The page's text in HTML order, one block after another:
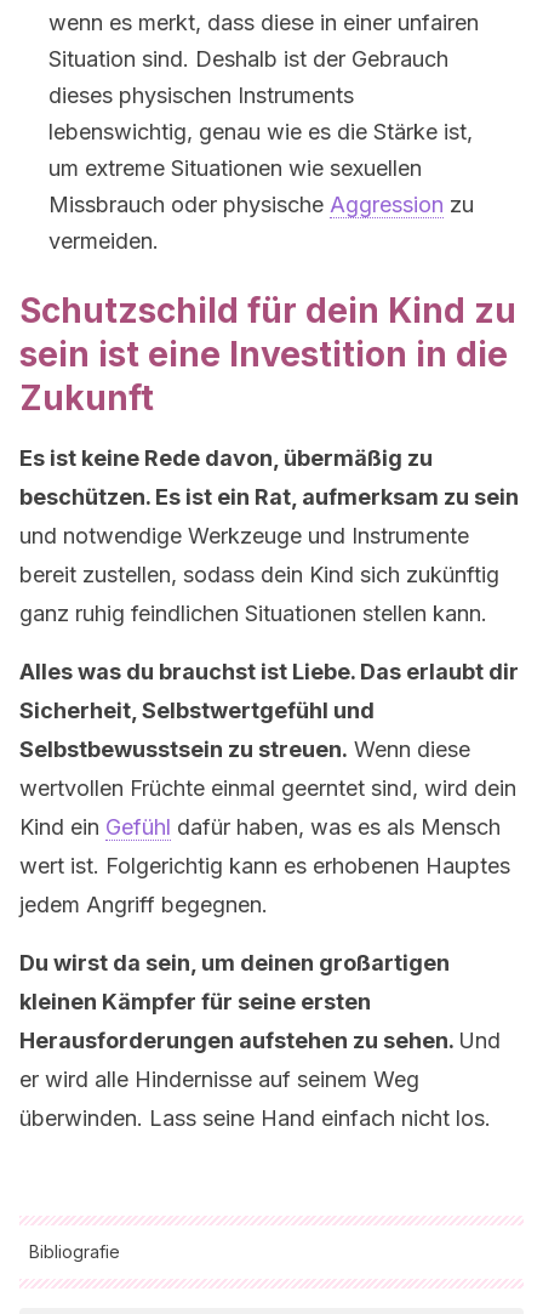
wenn es merkt, dass diese in einer unfairen
Situation sind. Deshalb ist der Gebrauch
dieses physischen Instruments
lebenswichtig, genau wie es die Stärke ist,
um extreme Situationen wie sexuellen
Missbrauch oder physische Aggression zu
vermeiden.
Schutzschild für dein Kind zu
sein ist eine Investition in die
Zukunft
Es ist keine Rede davon, übermäßig zu
beschützen. Es ist ein Rat, aufmerksam zu sein
und notwendige Werkzeuge und Instrumente
bereit zustellen, sodass dein Kind sich zukünftig
ganz ruhig feindlichen Situationen stellen kann.
Alles was du brauchst ist Liebe. Das erlaubt dir
Sicherheit, Selbstwertgefühl und
Selbstbewusstsein zu streuen. Wenn diese
wertvollen Früchte einmal geerntet sind, wird dein
Kind ein Gefühl dafür haben, was es als Mensch
wert ist. Folgerichtig kann es erhobenen Hauptes
jedem Angriff begegnen.
Du wirst da sein, um deinen großartigen
kleinen Kämpfer für seine ersten
Herausforderungen aufstehen zu sehen. Und
er wird alle Hindernisse auf seinem Weg
überwinden. Lass seine Hand einfach nicht los.
Bibliografie
Alle zitierten Quellen wurden von unserem Team gründlich